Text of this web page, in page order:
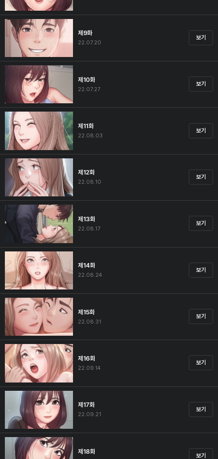
제9화
22.07.20
보기
제10화
22.07.27
보기
제11화
22.08.03
보기
제12화
22.08.10
보기
제13화
22.08.17
보기
제14화
22.08.24
보기
제15화
22.08.31
보기
제16화
22.09.14
보기
제17화
22.09.21
보기
제18화
보기